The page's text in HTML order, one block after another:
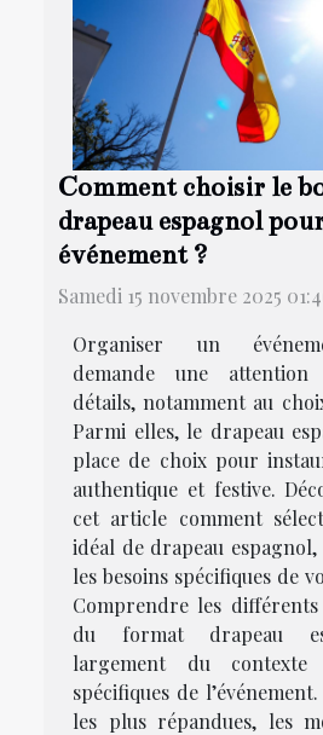
Comment choisir le
drapeau espagnol
événement ?
Samedi 15 novembre 2025
Organiser un
demande une
détails, notamment au
Parmi elles, le drapeau
place de choix pour
authentique et festive.
cet article comment
idéal de drapeau
les besoins spécifiques de
Comprendre les
du format drapeau
largement du
spécifiques de
les plus répandues, les